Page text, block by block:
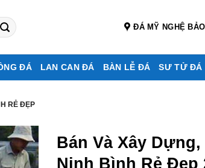
ĐÁ MỸ NGHỆ
ĐÁ LAN CAN ĐÁ BÀN LỄ ĐÁ SƯ TỬ ĐÁ
RẺ ĐẸP
Bán Và Xây Dựng,
Ninh Bình Rẻ Đẹp